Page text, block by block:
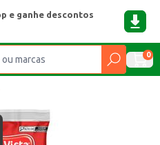
e ganhe descontos
0